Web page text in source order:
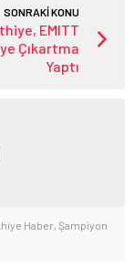
SONRAKİ KONU
EMITT
Çıkartma
Yaptı
Haber, Şampiyon